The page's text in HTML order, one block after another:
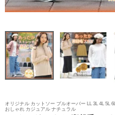
オリジナル カットソー プルオーバー LL 3L 4L 5L
おしゃれ カジュアル ナチュラル